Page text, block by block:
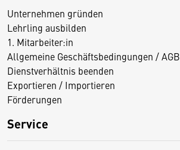
Unternehmen gründen
Lehrling ausbilden
1. Mitarbeiter:in
Allgemeine Geschäftsbedingungen / AGB
Dienstverhältnis beenden
Exportieren / Importieren
Förderungen
Service